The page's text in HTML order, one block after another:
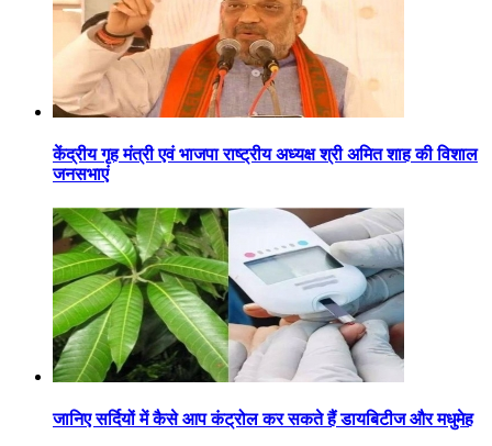
केंद्रीय गृह मंत्री एवं भाजपा राष्ट्रीय अध्यक्ष श्री अमित शाह की विशाल
जनसभाएं
जानिए सर्दियों में कैसे आप कंट्रोल कर सकते हैं डायबिटीज और मधुमेह